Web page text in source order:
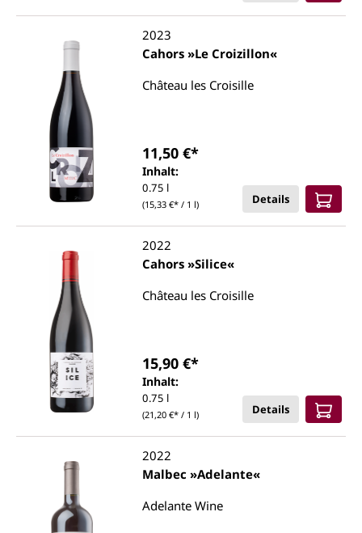
2023
Cahors »Le Croizillon«
Château les Croisille
Inhalt:
0.75 l
(15,33 €* / 1 l)
11,50 €*
Details
2022
Cahors »Silice«
Château les Croisille
Inhalt:
0.75 l
(21,20 €* / 1 l)
15,90 €*
Details
2022
Malbec »Adelante«
Adelante Wine